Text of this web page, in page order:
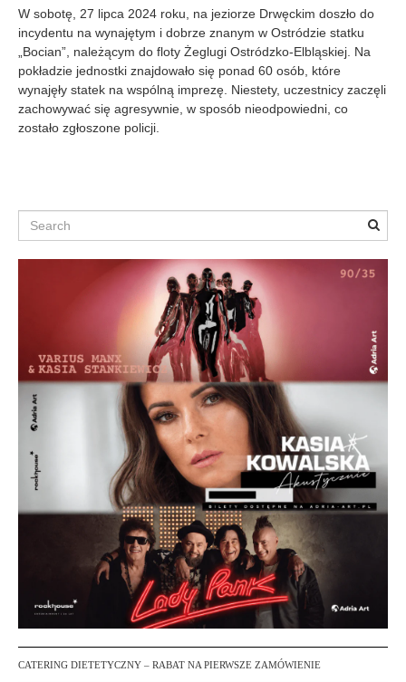
4
-
0
7
8
W sobotę, 27 lipca 2024 roku, na jeziorze Drwęckim doszło do
incydentu na wynajętym i dobrze znanym w Ostródzie statku
„Bocian”, należącym do floty Żeglugi Ostródzko-Elbląskiej. Na
pokładzie jednostki znajdowało się ponad 60 osób, które
wynajęły statek na wspólną imprezę. Niestety, uczestnicy zaczęli
zachowywać się agresywnie, w sposób nieodpowiedni, co
zostało zgłoszone policji.
Search
CATERING DIETETYCZNY – RABAT NA PIERWSZE ZAMÓWIENIE